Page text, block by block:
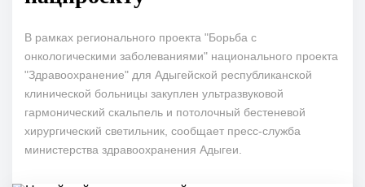
В рамках регионального проекта "Борьба с
онкологическими заболеваниями" национального проекта
"Здравоохранение" для Адыгейской республиканской
клинической больницы закуплен ультразвуковой
гармонический скальпель и потолочный бестеневой
хирургический светильник, сообщает пресс-служба
министерства здравоохранения Адыгеи.